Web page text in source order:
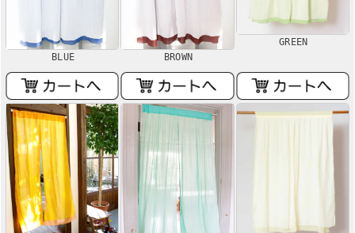
BLUE BROWN
GREEN